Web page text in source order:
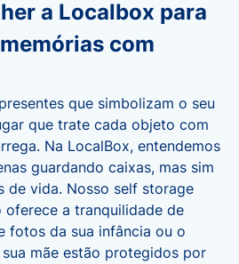
a Localbox para
com
que simbolizam o seu
que trate cada objeto com
Na LocalBox, entendemos
guardando caixas, mas sim
de vida. Nosso self storage
oferece a tranquilidade de
fotos da sua infância ou o
mãe estão protegidos por